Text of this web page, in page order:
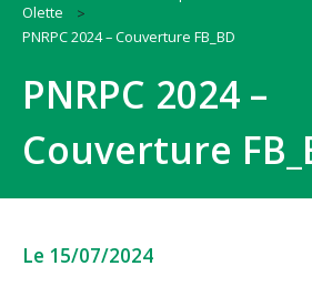
Olette
PNRPC 2024 – Couverture FB_BD
PNRPC 2024 –
Couverture
Le 15/07/2024